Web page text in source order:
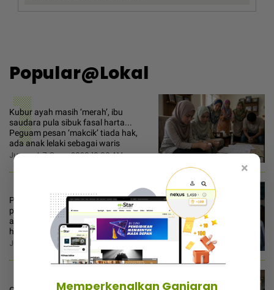
Popular@Lokal
1
Kubur ayah masih ‘merah’, ibu
saudara pula sibuk fasal harta...
Peguam pesan ‘makcik’ tiada hak,
ada anak lelaki sebagai waris
Jumaat, 7 Ogos 2026 10:00 AM
2
Pelajar 9A ‘reject’ biasiswa bidang
pergigian, terpaksa ikut selera mak
ayah jadi cikgu sekolah - “Usaha saya
hanya sia-sia”
Jumaat, 7 Ogos 2026 12:00 PM
×
Memperkenalkan Ganjaran